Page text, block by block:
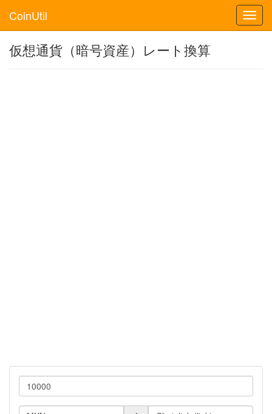
CoinUtil
仮想通貨（暗号資産）レート換算